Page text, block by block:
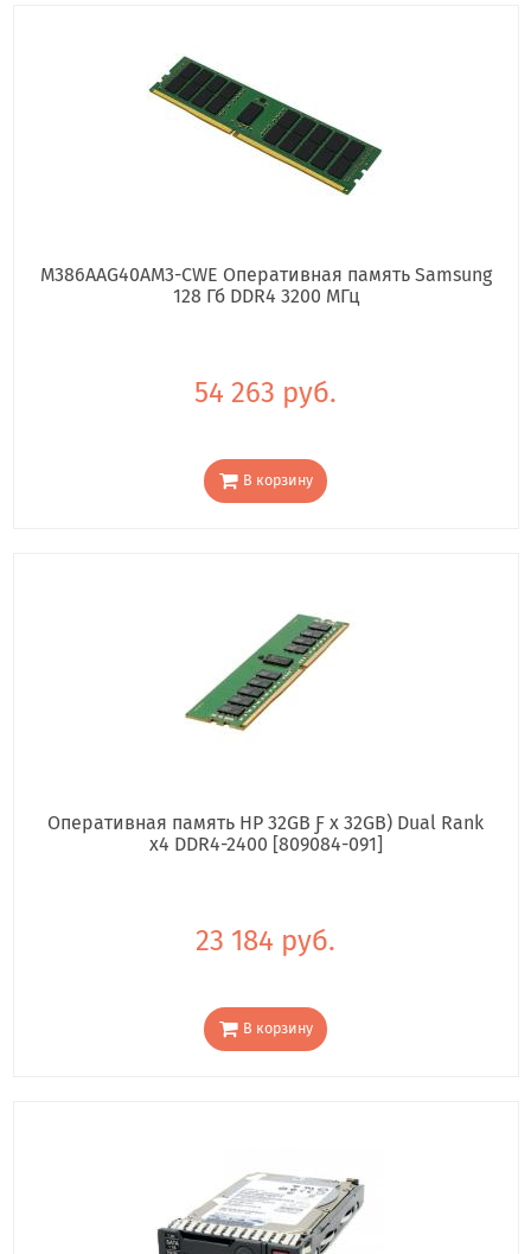
M386AAG40AM3-CWE Оперативная память Samsung
128 Гб DDR4 3200 МГц
54 263 руб.
В корзину
Оперативная память HP 32GB Ƒ x 32GB) Dual Rank
x4 DDR4-2400 [809084-091]
23 184 руб.
В корзину